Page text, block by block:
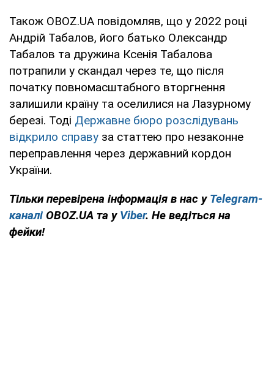
Також OBOZ.UA повідомляв, що у 2022 році
Андрій Табалов, його батько Олександр
Табалов та дружина Ксенія Табалова
потрапили у скандал через те, що після
початку повномасштабного вторгнення
залишили країну та оселилися на Лазурному
березі. Тоді Державне бюро розслідувань
відкрило справу за статтею про незаконне
переправлення через державний кордон
України.
Тільки перевірена інформація в нас у Telegram-
каналі OBOZ.UA та у Viber. Не ведіться на
фейки!